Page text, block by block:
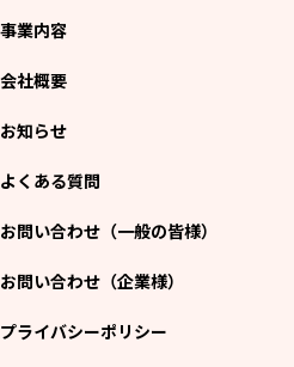
事業内容
会社概要
お知らせ
よくある質問
お問い合わせ（一般の皆様）
お問い合わせ（企業様）
プライバシーポリシー